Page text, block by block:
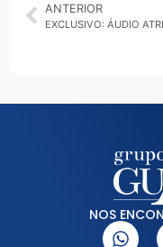
ANTERIOR
NOS